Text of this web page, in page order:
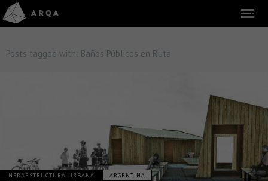
Posts tagged with: Baños Públicos en Ruta
INFRAESTRUCTURA URBANA ARGENTINA